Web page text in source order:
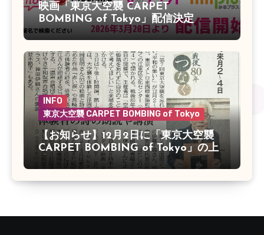
映画「東京大空襲 CARPET
BOMBING of Tokyo」配信決定
INFO
東京大空襲 CARPET BOMBING of Tokyo
【お知らせ】12月2日に「東京大空襲
CARPET BOMBING of Tokyo」の上
映会があります